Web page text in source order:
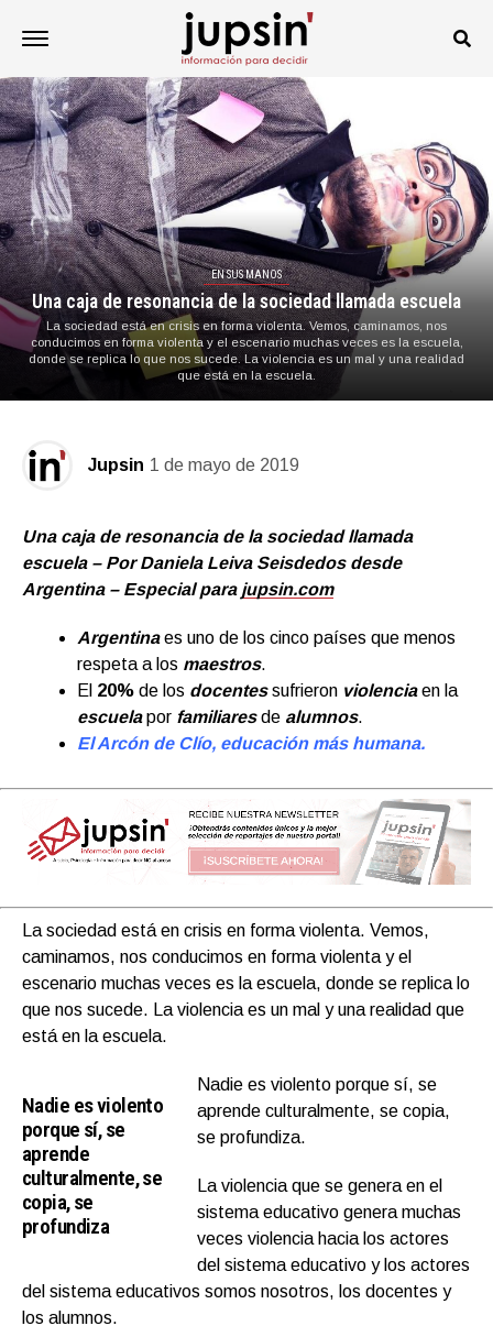
EN SUS MANOS
Una caja de resonancia de la sociedad llamada escuela
La sociedad está en crisis en forma violenta. Vemos, caminamos, nos
conducimos en forma violenta y el escenario muchas veces es la escuela,
donde se replica lo que nos sucede. La violencia es un mal y una realidad
que está en la escuela.
Jupsin 1 de mayo de 2019
Una caja de resonancia de la sociedad llamada
escuela – Por Daniela Leiva Seisdedos desde
Argentina – Especial para jupsin.com
Argentinaes uno de los cinco países que menos
respeta a los maestros.
El 20% de los docentessufrieron violencia en la
escuela por familiaresde alumnos.
El Arcón de Clío, educación más humana.
La sociedad está en crisis en forma violenta. Vemos,
caminamos, nos conducimos en forma violenta y el
escenario muchas veces es la escuela, donde se replica lo
que nos sucede. La violencia es un mal y una realidad que
está en la escuela.
Nadie es violento
porque sí, se
aprende
culturalmente, se
copia, se
profundiza
Nadie es violento porque sí, se
aprende culturalmente, se copia,
se profundiza.
La violencia que se genera en el
sistema educativo genera muchas
veces violencia hacia los actores
del sistema educativo y los actores
del sistema educativos somos nosotros, los docentes y
los alumnos.